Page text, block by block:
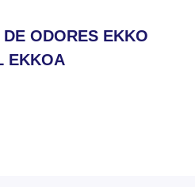
ODORES EKKO
EKKOA